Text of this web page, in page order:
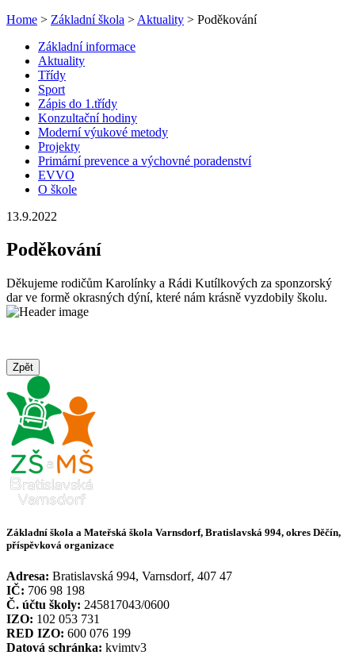
Home > Základní škola > Aktuality > Poděkování
Základní informace
Aktuality
Třídy
Sport
Zápis do 1.třídy
Konzultační hodiny
Moderní výukové metody
Projekty
Primární prevence a výchovné poradenství
EVVO
O škole
13.9.2022
Poděkování
Děkujeme rodičům Karolínky a Rádi Kutílkových za sponzorský
dar ve formě okrasných dýní, které nám krásně vyzdobily školu.
Zpět
Základní škola a Mateřská škola Varnsdorf, Bratislavská 994, okres Děčín,
příspěvková organizace
Adresa: Bratislavská 994, Varnsdorf, 407 47
IČ: 706 98 198
Č. účtu školy: 245817043/0600
IZO: 102 053 731
RED IZO: 600 076 199
Datová schránka: kvimtv3